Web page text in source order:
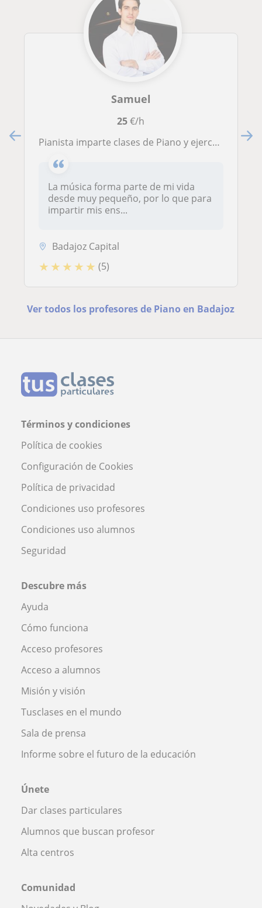
Samuel
25€/h
Pianista imparte clases de Piano y ejerce de Pianista Acompañante en Badajoz
La música forma parte de mi vida
desde muy pequeño, por lo que para
impartir mis ens...
Badajoz Capital
★ ★ ★ ★ ★ (5)
Ver todos los profesores de Piano en Badajoz
Términos y condiciones
Política de cookies
Configuración de Cookies
Política de privacidad
Condiciones uso profesores
Condiciones uso alumnos
Seguridad
Descubre más
Ayuda
Cómo funciona
Acceso profesores
Acceso a alumnos
Misión y visión
Tusclases en el mundo
Sala de prensa
Informe sobre el futuro de la educación
Únete
Dar clases particulares
Alumnos que buscan profesor
Alta centros
Comunidad